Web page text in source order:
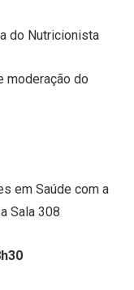
do Nutricionista
moderação do
em Saúde com a
Sala 308